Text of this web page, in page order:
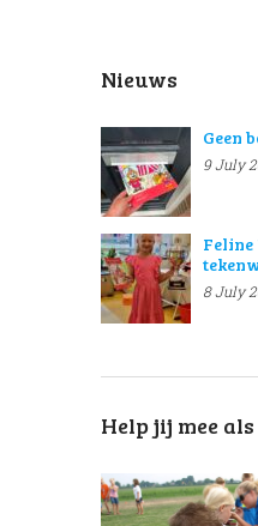
Nieuws
Geen
9 July
8 July
Help jij mee